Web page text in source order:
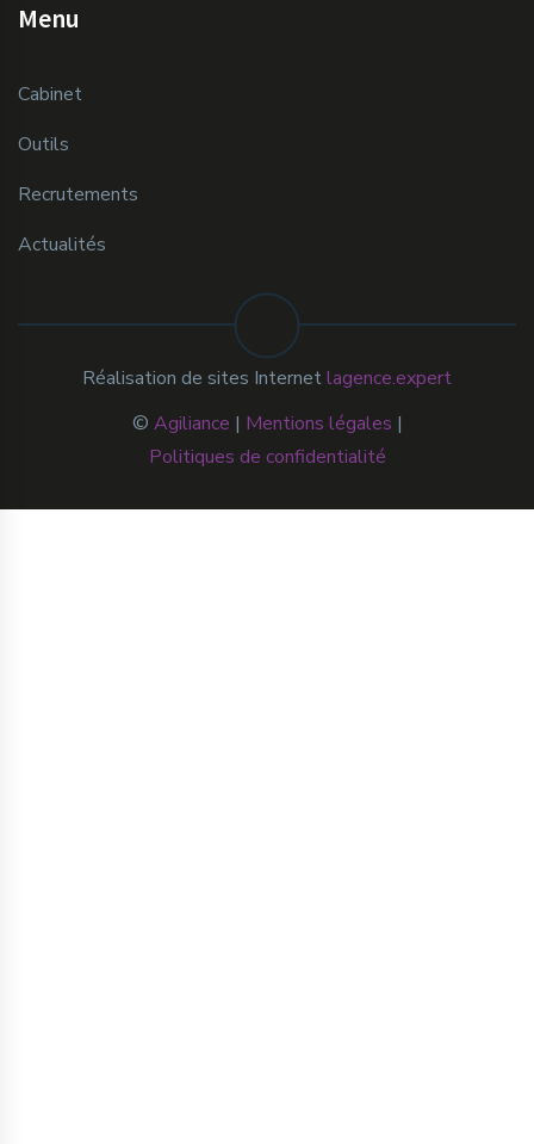
Menu
Cabinet
Outils
Recrutements
Actualités
© Agiliance | Mentions légales |
Politiques de confidentialité
Réalisation de sites Internetlagence.expert